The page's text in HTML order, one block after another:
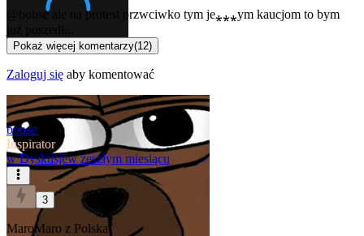
@bobseale na protest przwciwko tym je⁎⁎⁎ym kaucjom to bym
Pokaż więcej komentarzy(12)
Zaloguj się aby komentować
bobse
Inspirator
w Dyskusjew zeszłym miesiącu
3
MaroMaro z Polska